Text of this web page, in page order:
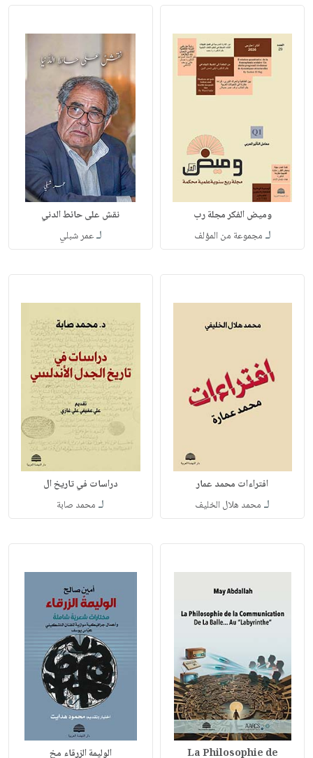
وميض الفكر مجلة رب
لـ مجموعة من المؤلف
نقش على حائط الدني
لـعمر شبلي
افتراءات محمد عمار
لـ محمد هلال الخليف
دراسات في تاريخ ال
لـ محمد صابة
La Philosophie de الوليمة الزرقاء مخ